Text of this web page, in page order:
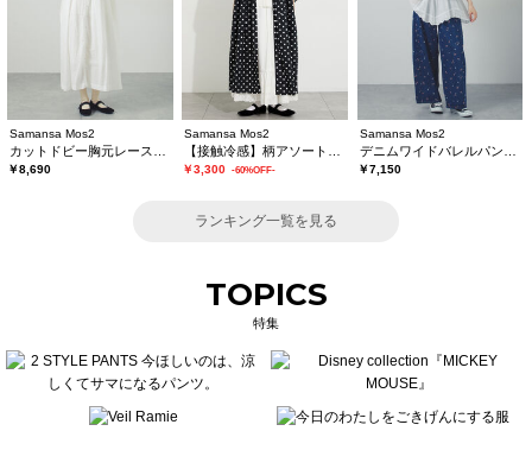
Samansa Mos2
￥8,690
Samansa Mos2
￥3,300 -60%OFF-
Samansa Mos2
￥7,150
ランキング一覧を見る
TOPICS
特集